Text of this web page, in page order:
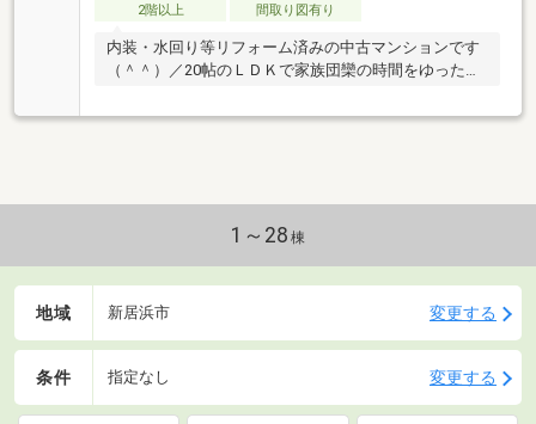
2階以上
間取り図有り
内装・水回り等リフォーム済みの中古マンションです
（＾＾）／20帖のＬＤＫで家族団欒の時間をゆったり
1～28 棟
地域 新居浜市 変更する
条件 指定なし 変更する